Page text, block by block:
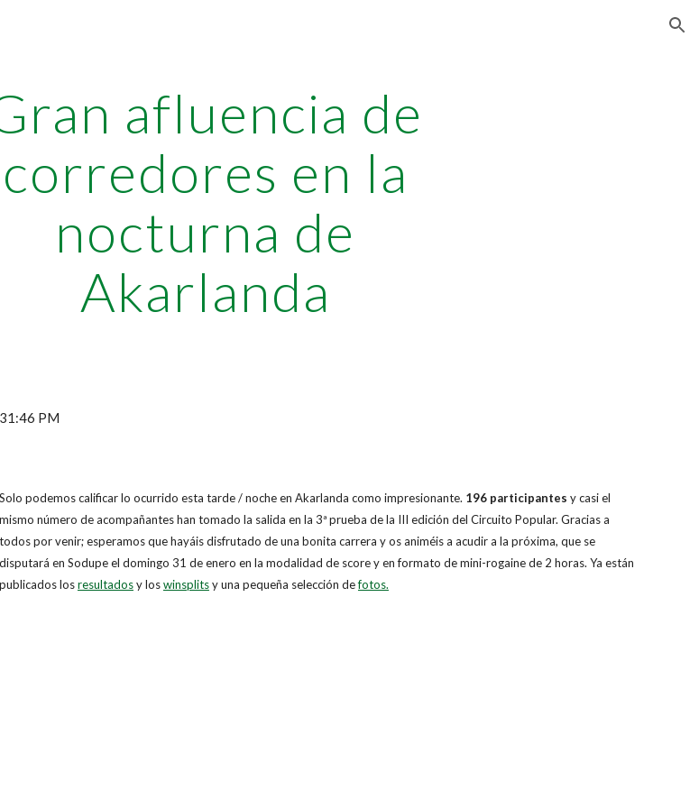
afluencia de
corredores en la
nocturna de
Akarlanda
PM
Solo podemos calificar lo ocurrido esta tarde / noche en Akarlanda como impresionante. 196 participantes y casi el
mismo número de acompañantes han tomado la salida en la 3ª prueba de la III edición del Circuito Popular. Gracias a
todos por venir; esperamos que hayáis disfrutado de una bonita carrera y os animéis a acudir a la próxima, que se
disputará en Sodupe el domingo 31 de enero en la modalidad de score y en formato de mini-rogaine de 2 horas. Ya están
publicados losresultadosy loswinsplitsy una pequeña selección defotos.